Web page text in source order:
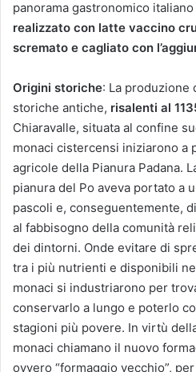
panorama gastronomico
realizzato con latte vaccino
scremato e cagliato con
Origini storiche: La produzione
storiche antiche, risalenti al
Chiaravalle, situata al confine
monaci cistercensi iniziarono a
agricole della Pianura Padana.
pianura del Po aveva portato a
pascoli e, conseguentemente,
al fabbisogno della comunità
dei dintorni. Onde evitare di
tra i più nutrienti e disponibili
monaci si industriarono per
conservarlo a lungo e poterlo
stagioni più povere. In virtù
monaci chiamano il nuovo
ovvero “formaggio vecchio”,